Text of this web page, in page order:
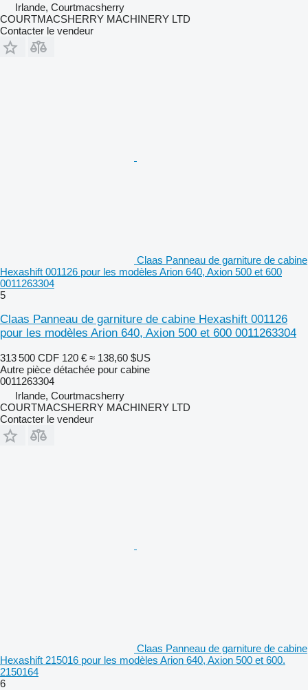
Irlande, Courtmacsherry
COURTMACSHERRY MACHINERY LTD
Contacter le vendeur
Claas Panneau de garniture de cabine
Hexashift 001126 pour les modèles Arion 640, Axion 500 et 600
0011263304
5
Claas Panneau de garniture de cabine Hexashift 001126
pour les modèles Arion 640, Axion 500 et 600 0011263304
313 500 CDF 120 € ≈ 138,60 $US
Autre pièce détachée pour cabine
0011263304
Irlande, Courtmacsherry
COURTMACSHERRY MACHINERY LTD
Contacter le vendeur
Claas Panneau de garniture de cabine
Hexashift 215016 pour les modèles Arion 640, Axion 500 et 600.
2150164
6